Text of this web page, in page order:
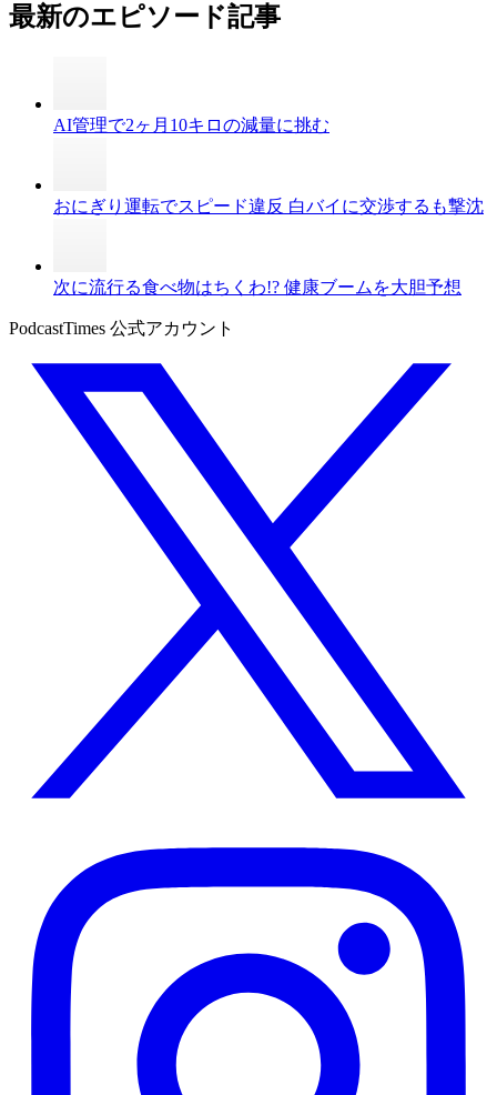
最新のエピソード記事
AI管理で2ヶ月10キロの減量に挑む
おにぎり運転でスピード違反 白バイに交渉するも撃沈
次に流行る食べ物はちくわ!? 健康ブームを大胆予想
PodcastTimes 公式アカウント